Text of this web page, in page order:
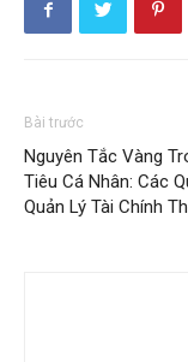
Bài trước
Nguyên Tắc Vàng
Tiêu Cá Nhân: Các
Quản Lý Tài Chính